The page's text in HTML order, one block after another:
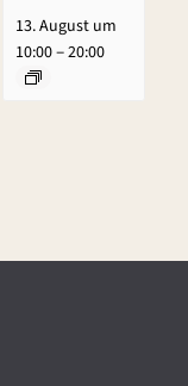
13. August um
10:00–20:00